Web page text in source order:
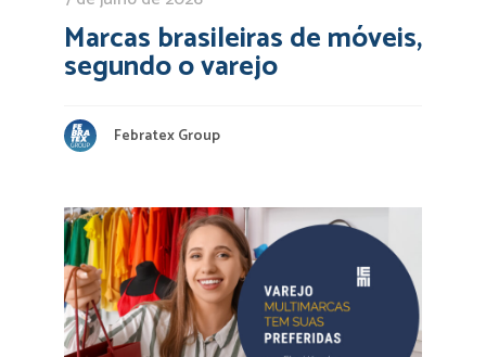
Marcas brasileiras de móveis,
segundo o varejo
Febratex Group